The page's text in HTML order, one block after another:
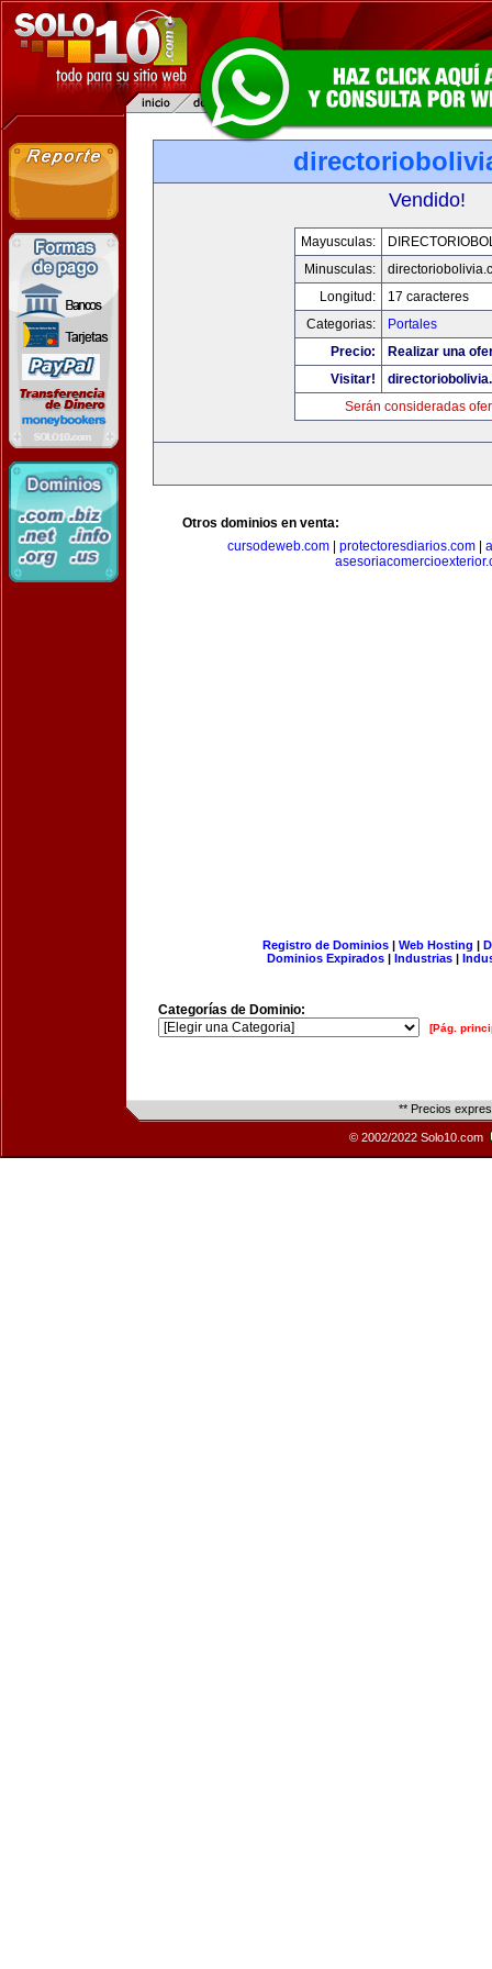
Vendido!
Mayusculas:
Minusculas:
Longitud:
17 caracteres
Categorias:
Portales
Precio:
Realizar una
Visitar!
Serán consideradas
Otros dominios en venta:
cursodeweb.com
protectoresdiarios.com
Registro de Dominios| Web Hosting |
Dominios Expirados | Industrias |
Categorías de Dominio:
[Pág.
** Precios
© 2002/2022 Solo10.com